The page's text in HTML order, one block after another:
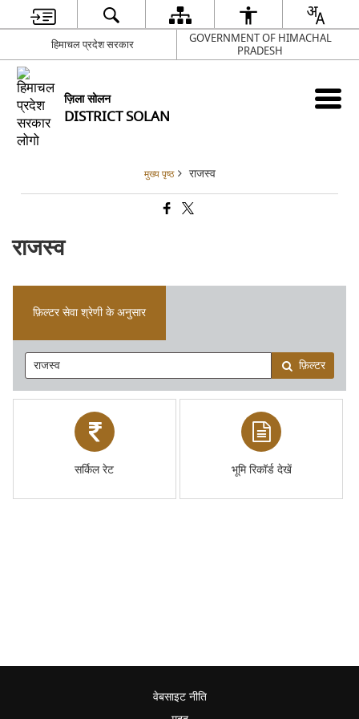
हिमाचल प्रदेश सरकार
GOVERNMENT OF HIMACHAL
PRADESH
ज़िला सोलन
DISTRICT SOLAN
मुख्य पृष्ठ राजस्व
राजस्व
फ़िल्टर सेवा श्रेणी के अनुसार
फ़िल्टर
सर्किल रेट भूमि रिकॉर्ड देखें
वेबसाइट नीति